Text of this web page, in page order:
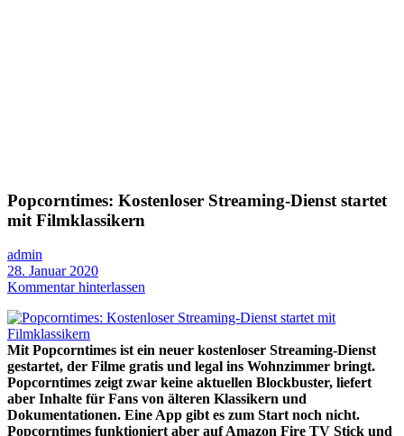
Popcorntimes: Kostenloser Streaming-Dienst startet
mit Filmklassikern
admin
28. Januar 2020
Kommentar hinterlassen
Mit Popcorntimes ist ein neuer kostenloser Streaming-Dienst
gestartet, der Filme gratis und legal ins Wohnzimmer bringt.
Popcorntimes zeigt zwar keine aktuellen Blockbuster, liefert
aber Inhalte für Fans von älteren Klassikern und
Dokumentationen. Eine App gibt es zum Start noch nicht.
Popcorntimes funktioniert aber auf Amazon Fire TV Stick und